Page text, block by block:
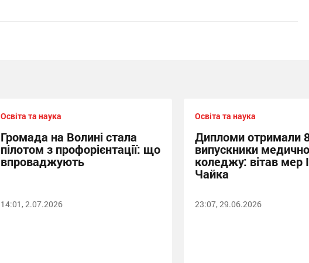
Освіта та наука
Громада на Волині стала
пілотом з профорієнтації: що
впроваджують
14:01, 2.07.2026
Освіта та наука
Дипломи отримали
випускники
коледжу: вітав мер
Чайка
23:07, 29.06.2026